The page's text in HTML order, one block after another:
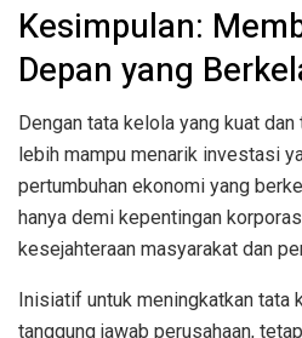
Kesimpulan:
Depan yang
Dengan tata kelola yang kuat
lebih mampu menarik investasi
pertumbuhan ekonomi yang
hanya demi kepentingan
kesejahteraan masyarakat dan
Inisiatif untuk meningkatkan tata
tanggung jawab perusahaan,